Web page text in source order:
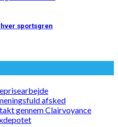
sportsgren
afsked
gennem Clairvoyance